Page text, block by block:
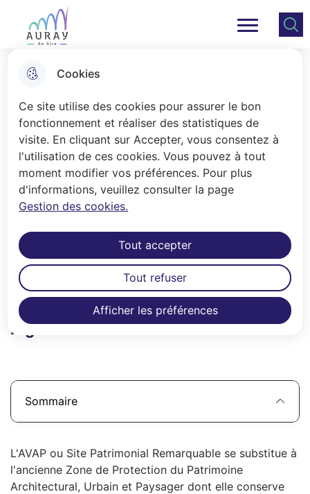
Cookies
Ce site utilise des cookies pour assurer le bon
fonctionnement et réaliser des statistiques de
visite. En cliquant sur Accepter, vous consentez à
l'utilisation de ces cookies. Vous pouvez à tout
moment modifier vos préférences. Pour plus
d'informations, veuillez consulter la page
Gestion des cookies.
Afficher les préférences
Tout accepter
Tout refuser
Aller
au
menu
Consulter
le plan
Ville Auray Menu principal
l'Architecture et du Patrimoine
Accueil
L'Aire de Valorisation de l'Architecture
et du Patrimoine (AVAP) ou Site
Patrimonial Remarquable est une
servitude d'utilité publique annexée
au dossier du PLU. Ainsi, le règlement
du PLU , selon les zones dans
lesquelles se situe le projet renvoie au
règlement de l'AVAP.
Sommaire
L'AVAP ou Site Patrimonial Remarquable se substitue à
l'ancienne Zone de Protection du Patrimoine
Architectural, Urbain et Paysager dont elle conserve